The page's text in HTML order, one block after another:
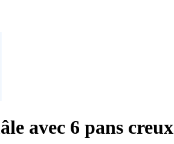
avec 6 pans creux